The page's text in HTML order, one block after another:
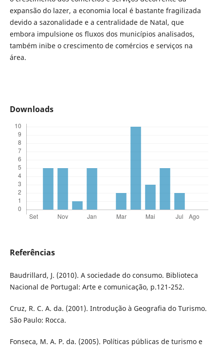
expansão do lazer, a economia local é bastante fragilizada
devido a sazonalidade e a centralidade de Natal, que
embora impulsione os fluxos dos municípios analisados,
também inibe o crescimento de comércios e serviços na
área.
Downloads
Referências
Baudrillard, J. (2010). A sociedade do consumo. Biblioteca
Nacional de Portugal: Arte e comunicação, p.121-252.
Cruz, R. C. A. da. (2001). Introdução à Geografia do Turismo.
São Paulo: Rocca.
Fonseca, M. A. P. da. (2005). Políticas públicas de turismo e